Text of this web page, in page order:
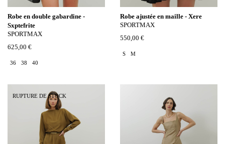
Robe en double gabardine -
Sxptefrite
SPORTMAX
625,00 €
36 38 40
Robe ajustée en maille - Xere
SPORTMAX
550,00 €
S M
RUPTURE DE STOCK